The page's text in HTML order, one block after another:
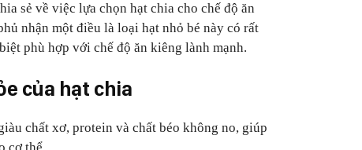
sẻ về việc lựa chọn hạt chia cho chế độ ăn
nhận một điều là loại hạt nhỏ bé này có rất
phù hợp với chế độ ăn kiêng lành mạnh.
của hạt chia
chất xơ, protein và chất béo không no, giúp